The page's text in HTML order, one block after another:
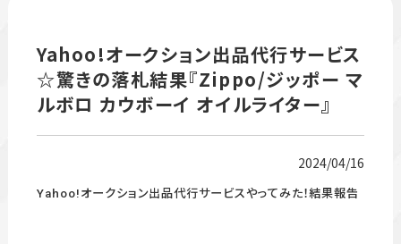
Yahoo!オークション出品代行サービス
☆驚きの落札結果『Zippo/ジッポー マ
ルボロ カウボーイ オイルライター』
2024/04/16
Yahoo!オークション出品代行サービスやってみた！結果報告